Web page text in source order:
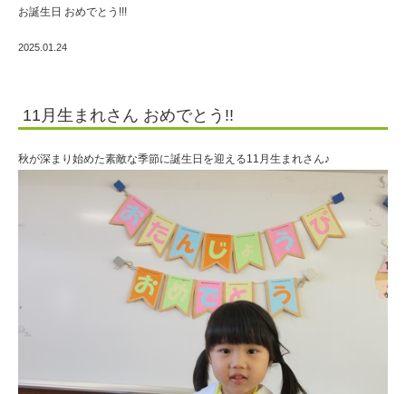
お誕生日 おめでとう!!!
2025.01.24
11月生まれさん おめでとう!!
秋が深まり始めた素敵な季節に誕生日を迎える11月生まれさん♪